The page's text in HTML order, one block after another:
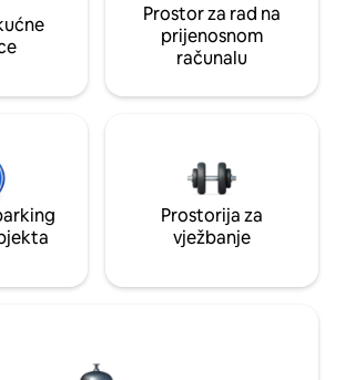
Prostor za rad na
prijenosnom
računalu
Prostorija za
vježbanje